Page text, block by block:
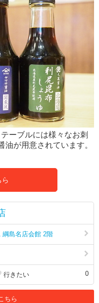
ーブルには様々なお刺
が用意されています。
綱島名店会館 2階
行きたい 0
ちら